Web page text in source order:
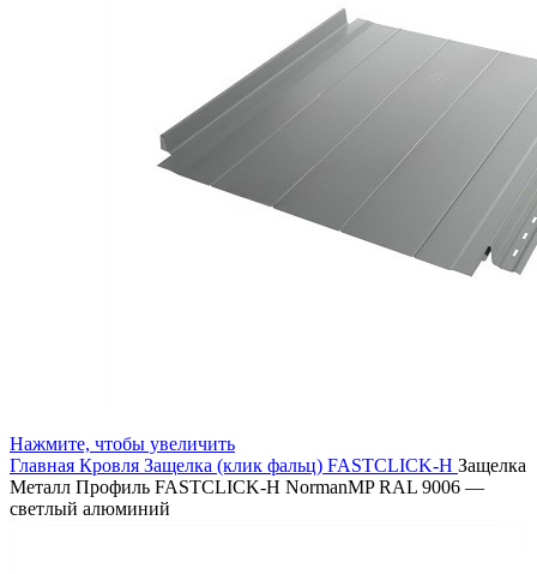
Нажмите, чтобы увеличить
Главная Кровля Защелка (клик фальц) FASTCLICK-H Защелка
Металл Профиль FASTCLICK-Н NormanMP RAL 9006 —
светлый алюминий